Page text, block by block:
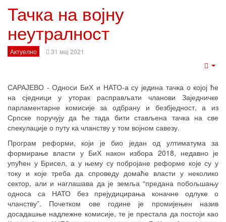
Тачка на војну
неутралност
Актуелно 31 мај 2021
САРАЈЕВО - Односи БиХ и НАТО-а су једина тачка о којој ће
на сједници у уторак расправљати чланови Заједничке
парламентарне комисије за одбрану и безбједност, а из
Српске поручују да ће тада бити стављена тачка на све
спекулације о путу ка чланству у том војном савезу.
Програм реформи, који је био један од ултиматума за
формирање власти у БиХ након избора 2018, недавно је
упућен у Брисел, а у њему су побројане реформе које су у
току и које треба да спроведу домаће власти у неколико
сектор, али и наглашава да је земља “предана побољшању
односа са НАТО без прејудицирања коначне одлуке о
чланству”. Почетком ове године је промијењен назив
досадашње надлежне комисије, те је престала да постоји као